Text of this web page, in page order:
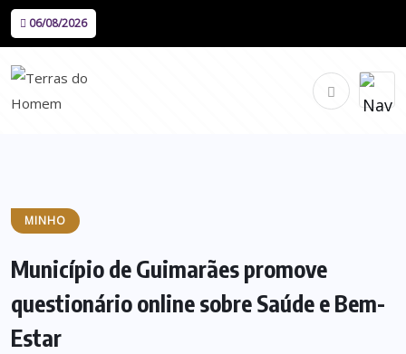
06/08/2026
MINHO
Município de Guimarães promove
questionário online sobre Saúde e Bem-
Estar